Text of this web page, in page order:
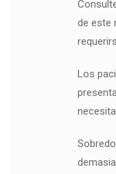
de este
Los